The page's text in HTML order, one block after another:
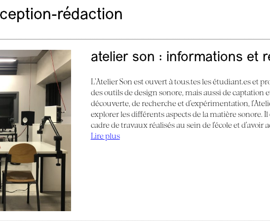
rédaction
atelier son : informations et
L’Atelier Son est ouvert à tous.tes les étudiant.es et
des outils de design sonore, mais aussi de captation
découverte, de recherche et d’expérimentation,
explorer les différents aspects de la matière sonore.
cadre de travaux réalisés au sein de l’école et d’avoir
Lire plus